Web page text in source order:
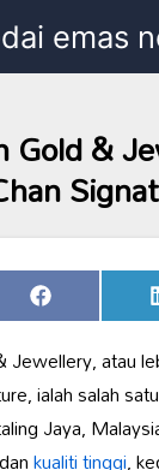
Gold &
Share
on
Facebook
Jewellery, atau
ialah salah satu
Jaya,
kualiti tinggi,